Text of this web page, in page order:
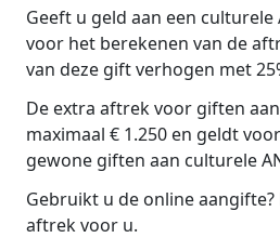
Geeft u geld aan een culturele
voor het berekenen van de
van deze gift verhogen met
De extra aftrek voor giften
maximaal € 1.250 en geldt
gewone giften aan culturele
Gebruikt u de online
aftrek voor u.